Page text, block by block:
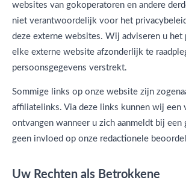
websites van gokoperatoren en andere
niet verantwoordelijk voor het
deze externe websites. Wij adviseren u het
elke externe website afzonderlijk te
persoonsgegevens verstrekt.
Sommige links op onze website zijn
affiliatelinks. Via deze links kunnen wij een
ontvangen wanneer u zich aanmeldt bij
geen invloed op onze redactionele
Uw Rechten als Betrokkene